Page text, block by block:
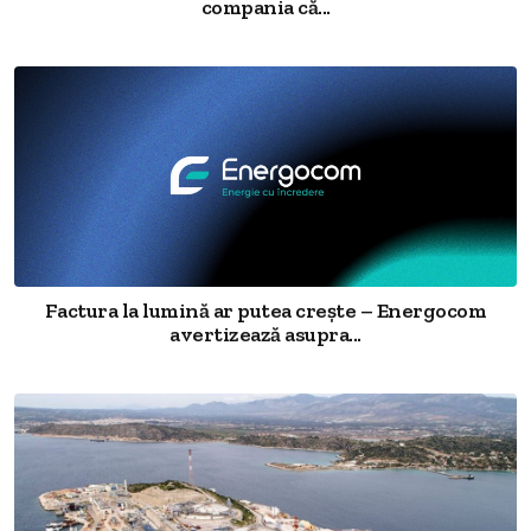
compania că...
Factura la lumină ar putea crește – Energocom
avertizează asupra...